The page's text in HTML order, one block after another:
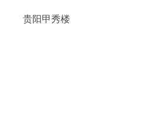
贵阳甲秀楼